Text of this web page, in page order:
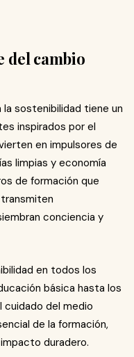
del cambio
sostenibilidad tiene un
inspirados por el
en impulsores de
limpias y economía
de formación que
conciencia y
en todos los
básica hasta los
cuidado del medio
de la formación,
duradero.